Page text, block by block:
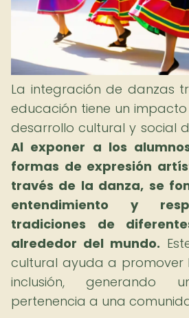
La integración de danzas
educación tiene un
desarrollo cultural y social
Al exponer a los
formas de expresión
través de la danza, se
entendimiento y
tradiciones de
alrededor del mundo.
cultural ayuda a promover
inclusión, generando
pertenencia a una